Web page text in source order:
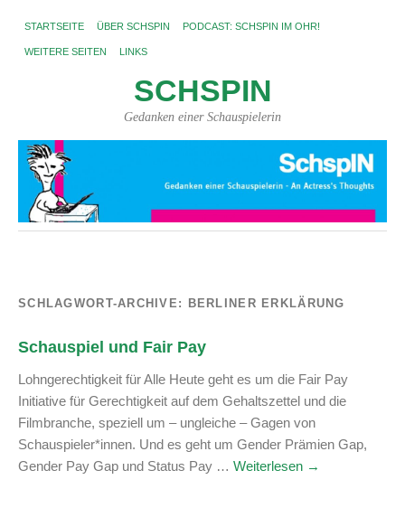
STARTSEITE ÜBER SCHSPIN PODCAST: SCHSPIN IM OHR!
WEITERE SEITEN LINKS
SCHSPIN
Gedanken einer Schauspielerin
SCHLAGWORT-ARCHIVE: BERLINER ERKLÄRUNG
Schauspiel und Fair Pay
Lohngerechtigkeit für Alle Heute geht es um die Fair Pay
Initiative für Gerechtigkeit auf dem Gehaltszettel und die
Filmbranche, speziell um – ungleiche – Gagen von
Schauspieler*innen. Und es geht um Gender Prämien Gap,
Gender Pay Gap und Status Pay … Weiterlesen →